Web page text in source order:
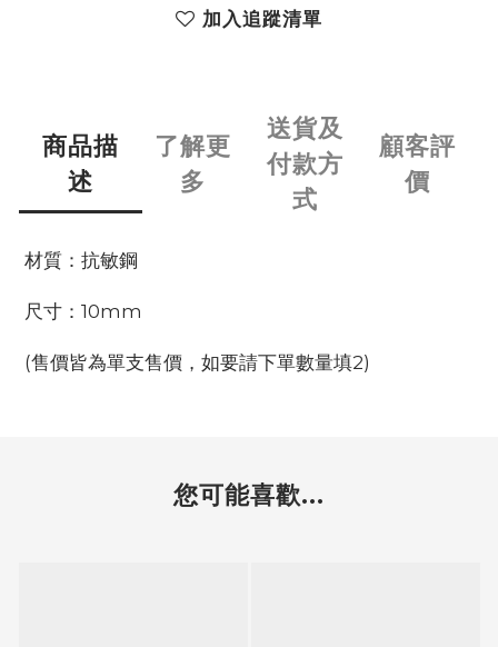
加入追蹤清單
商品描
述
了解更
多
送貨及
付款方
式
顧客評
價
材質：抗敏鋼
尺寸：10mm
(售價皆為單支售價，如要請下單數量填2)
您可能喜歡...